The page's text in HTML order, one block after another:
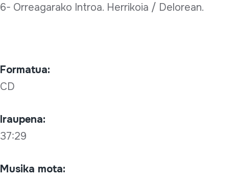
6- Orreagarako Introa. Herrikoia / Delorean.
Formatua:
CD
Iraupena:
37:29
Musika mota: